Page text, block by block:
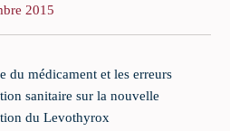
2015
du médicament et les erreurs
sanitaire sur la nouvelle
du Levothyrox